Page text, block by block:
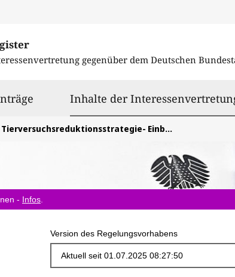
gegenüber dem Deutschen
Inhalte der
Tierversuchsreduktionsstrategie- Einbeziehung von tierärztlichem Sachverstand notwendig
- Infos
Version des Regelungsvorhabens